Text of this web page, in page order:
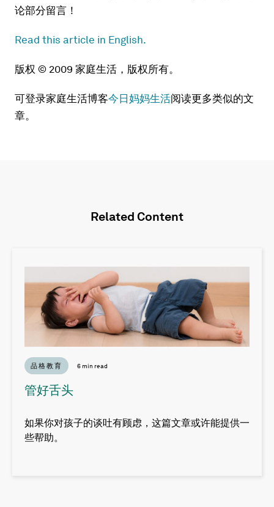
论部分留言！
Read this article in English.
版权 © 2009 家庭生活，版权所有。
可登录家庭生活博客今日妈妈生活阅读更多类似的文
章。
Related Content
品格教育 6 min read
管好舌头
如果你对孩子的谈吐有顾虑，这篇文章或许能提供一
些帮助。